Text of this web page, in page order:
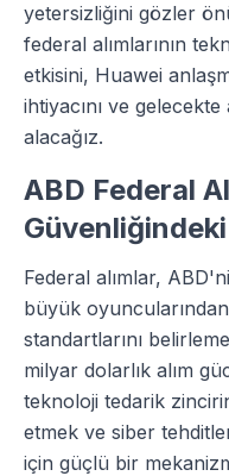
yetersizliğini gözler
federal alımlarının
etkisini, Huawei
ihtiyacını ve gelecekte
alacağız.
ABD Federal
Federal alımlar,
büyük
standartlarını
milyar dolarlık alım
teknoloji tedarik
etmek ve siber
için güçlü bir